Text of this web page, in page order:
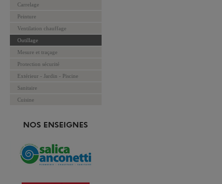
Carrelage
Peinture
Ventilation chauffage
Outillage
Mesure et traçage
Protection sécurité
Extérieur - Jardin - Piscine
Sanitaire
Cuisine